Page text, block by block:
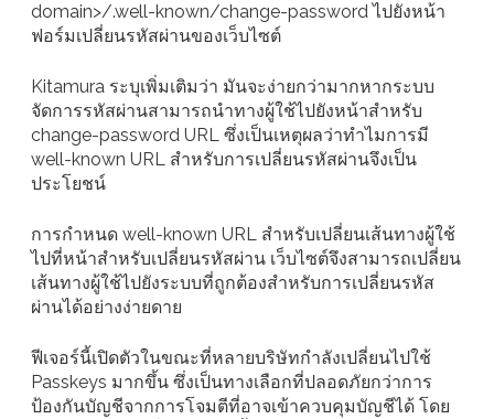
domain>/.well-known/change-password ไปยังหน้า
ฟอร์มเปลี่ยนรหัสผ่านของเว็บไซต์
Kitamura ระบุเพิ่มเติมว่า มันจะง่ายกว่ามากหากระบบ
จัดการรหัสผ่านสามารถนำทางผู้ใช้ไปยังหน้าสำหรับ
change-password URL ซึ่งเป็นเหตุผลว่าทำไมการมี
well-known URL สำหรับการเปลี่ยนรหัสผ่านจึงเป็น
ประโยชน์
การกำหนด well-known URL สำหรับเปลี่ยนเส้นทางผู้ใช้
ไปที่หน้าสำหรับเปลี่ยนรหัสผ่าน เว็บไซต์จึงสามารถเปลี่ยน
เส้นทางผู้ใช้ไปยังระบบที่ถูกต้องสำหรับการเปลี่ยนรหัส
ผ่านได้อย่างง่ายดาย
ฟีเจอร์นี้เปิดตัวในขณะที่หลายบริษัทกำลังเปลี่ยนไปใช้
Passkeys มากขึ้น ซึ่งเป็นทางเลือกที่ปลอดภัยกว่าการ
ป้องกันบัญชีจากการโจมตีที่อาจเข้าควบคุมบัญชีได้ โดย